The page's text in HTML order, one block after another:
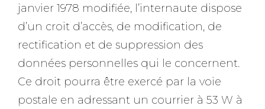
janvier 1978 modifiée, l’internaute dispose
d’un croit d’accès, de modification, de
rectification et de suppression des
données personnelles qui le concernent.
Ce droit pourra être exercé par la voie
postale en adressant un courrier à 53 W à